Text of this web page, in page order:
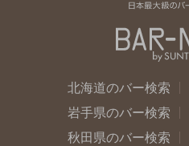
北海道のバー検索
岩手県のバー検索
秋田県のバー検索